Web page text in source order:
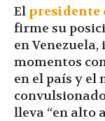
El
firme su
en
momentos
en el país y el
lleva “en alto